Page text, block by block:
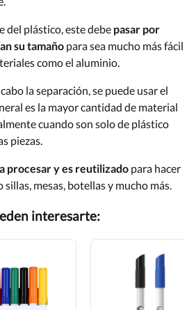
del plástico, este debe pasar por
su tamaño para sea mucho más fácil
como el aluminio.
la separación, se puede usar el
es la mayor cantidad de material
cuando son solo de plástico
piezas.
procesar y es reutilizado para hacer
mesas, botellas y mucho más.
interesarte: